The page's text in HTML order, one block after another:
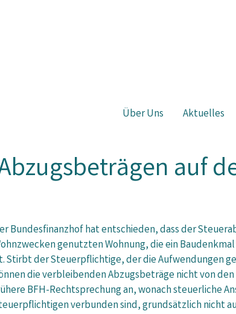
Über Uns Aktuelles
auf
Bundesfinanzhof hat entschieden, dass der
genutzten Wohnung, die ein
Stirbt der Steuerpflichtige, der die Aufwendungen
die verbleibenden Abzugsbeträge nicht von
BFH-Rechtsprechung an, wonach steuerliche
verbunden sind, grundsätzlich nicht